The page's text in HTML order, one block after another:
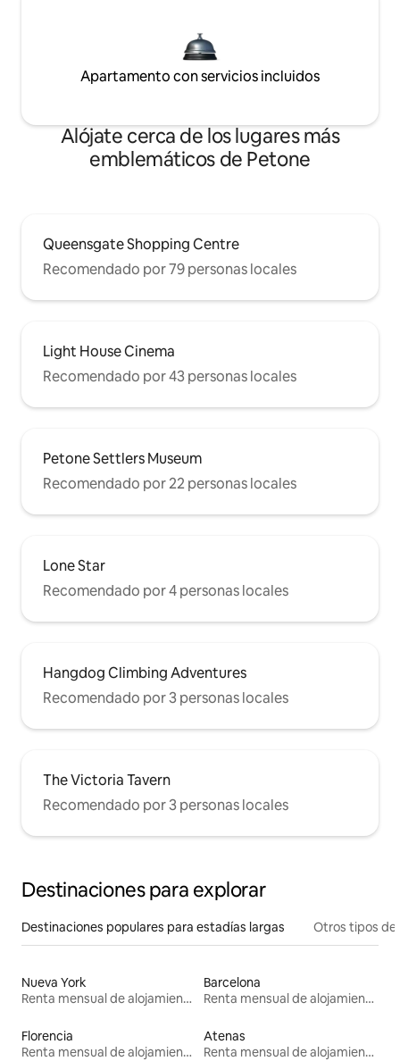
Apartamento con servicios incluidos
Alójate cerca de los lugares más
emblemáticos de Petone
Queensgate Shopping Centre
Recomendado por 79 personas locales
Light House Cinema
Recomendado por 43 personas locales
Petone Settlers Museum
Recomendado por 22 personas locales
Lone Star
Recomendado por 4 personas locales
Hangdog Climbing Adventures
Recomendado por 3 personas locales
The Victoria Tavern
Recomendado por 3 personas locales
Destinaciones para explorar
Destinaciones populares para estadías largas Otros tipos de
Nueva York
Renta mensual de alojamientos
Barcelona
Renta mensual de alojamientos
Florencia
Renta mensual de alojamientos
Atenas
Renta mensual de alojamientos